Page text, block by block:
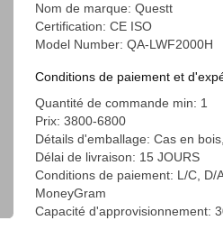
Nom de marque: Questt
Certification: CE ISO
Model Number: QA-LWF2000H
Conditions de paiement et
Quantité de commande min: 1
Prix: 3800-6800
Détails d'emballage: Cas en
Délai de livraison: 15 JOURS
Conditions de paiement: L/C, D/
MoneyGram
Capacité d'approvisionnement: